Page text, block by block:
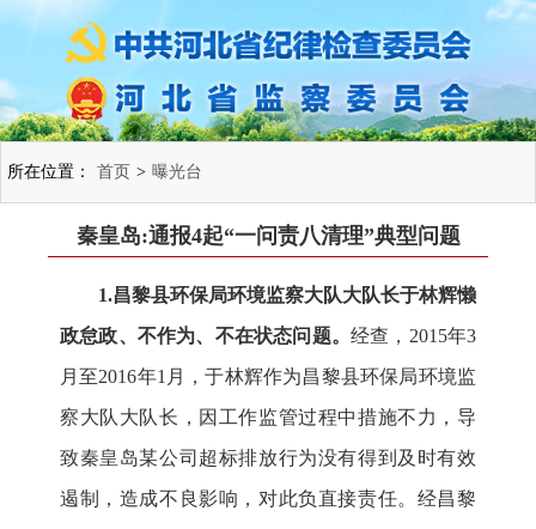
所在位置： 首页 > 曝光台
秦皇岛:通报4起“一问责八清理”典型问题
1.昌黎县环保局环境监察大队大队长于林辉懒
政怠政、不作为、不在状态问题。 经查，2015年3
月至2016年1月，于林辉作为昌黎县环保局环境监
察大队大队长，因工作监管过程中措施不力，导
致秦皇岛某公司超标排放行为没有得到及时有效
遏制，造成不良影响，对此负直接责任。经昌黎